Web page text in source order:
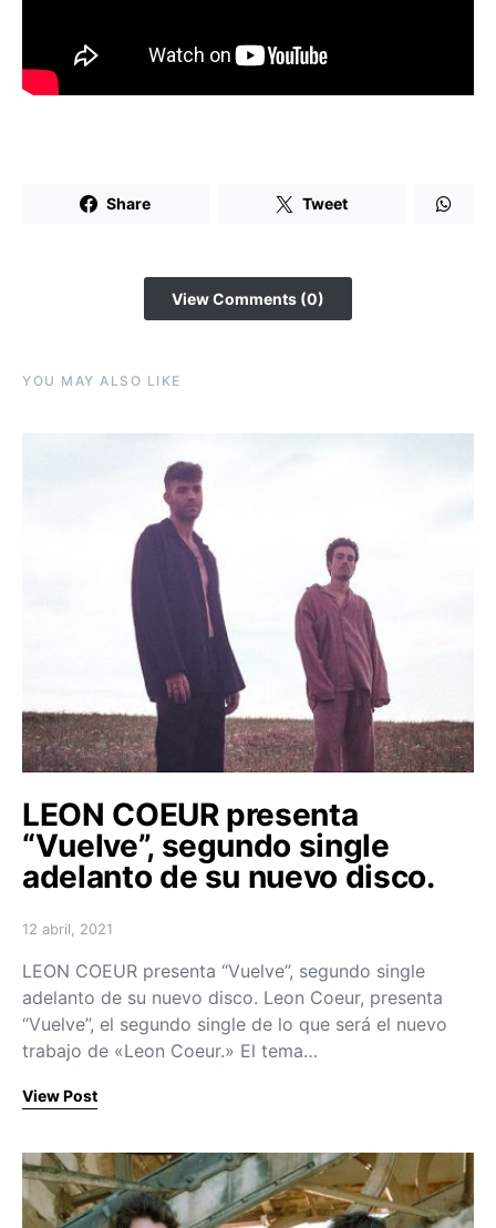
Share Tweet
View Comments (0)
YOU MAY ALSO LIKE
LEON COEUR presenta
“Vuelve”, segundo single
adelanto de su nuevo disco.
Posted on
12 abril, 2021
LEON COEUR presenta “Vuelve”, segundo single
adelanto de su nuevo disco. Leon Coeur, presenta
“Vuelve”, el segundo single de lo que será el nuevo
trabajo de «Leon Coeur.» El tema…
View Post